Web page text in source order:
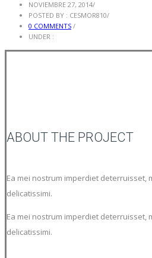
NOVIEMBRE 27, 2014/
POSTED BY : CESMOR810/
0 COMMENTS /
UNDER :
ABOUT THE PROJECT
Ea mei nostrum imperdiet deterruisset,
delicatissimi.
Ea mei nostrum imperdiet deterruisset,
delicatissimi.